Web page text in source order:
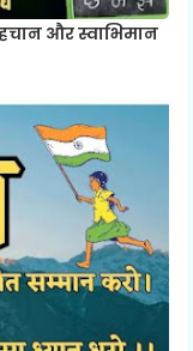
और स्वाभिमान